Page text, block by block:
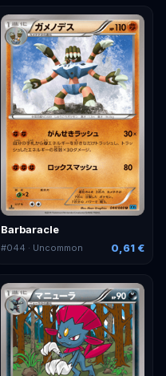
Barbaracle
#044 · Uncommon 0,61 €